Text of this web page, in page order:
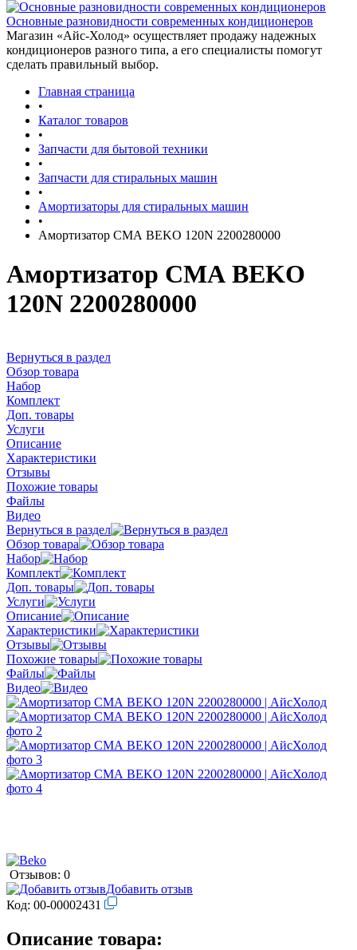
Основные разновидности современных кондиционеров
Магазин «Айс-Холод» осуществляет продажу надежных
кондиционеров разного типа, а его специалисты помогут
сделать правильный выбор.
Главная страница
•
Каталог товаров
•
Запчасти для бытовой техники
•
Запчасти для стиральных машин
•
Амортизаторы для стиральных машин
•
Амортизатор СМА BEKO 120N 2200280000
Амортизатор СМА BEKO
120N 2200280000
Вернуться в раздел
Обзор товара
Набор
Комплект
Доп. товары
Услуги
Описание
Характеристики
Отзывы
Похожие товары
Файлы
Видео
Вернуться в раздел
Обзор товара
Набор
Комплект
Доп. товары
Услуги
Описание
Характеристики
Отзывы
Похожие товары
Файлы
Видео
Отзывов: 0
Добавить отзыв
Код: 00-00002431
Описание товара: